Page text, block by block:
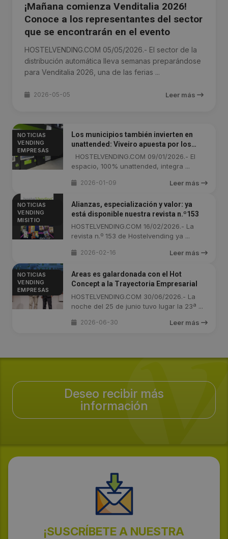
¡Mañana comienza Venditalia 2026!
Conoce a los representantes del sector
que se encontrarán en el evento
HOSTELVENDING.COM 05/05/2026.- El sector de la
distribución automática lleva semanas preparándose
para Venditalia 2026, una de las ferias ...
2026-05-05 Leer más
NOTICIAS
VENDING
EMPRESAS
Los municipios también invierten en
unattended: Viveiro apuesta por los
platos preparados y las smart lockers
espacio, 100% unattended, integra ...
2026-01-09 Leer más
NOTICIAS
VENDING
MISITIO
Alianzas, especialización y valor: ya
está disponible nuestra revista n.º153
HOSTELVENDING.COM 16/02/2026.- La
revista n.º 153 de Hostelvending ya ...
2026-02-16 Leer más
NOTICIAS
VENDING
EMPRESAS
Areas es galardonada con el Hot
Concept a la Trayectoria Empresarial
HOSTELVENDING.COM 30/06/2026.- La
noche del 25 de junio tuvo lugar la 23ª ...
2026-06-30 Leer más
Deseo recibir más
información
¡SUSCRÍBETE A NUESTRA